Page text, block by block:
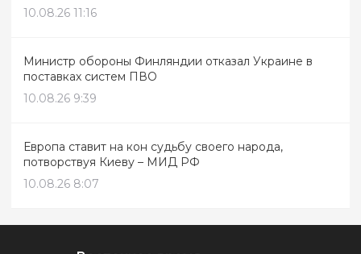
10.08.26 11:16
Министр обороны Финляндии отказал Украине в
поставках систем ПВО
10.08.26 9:39
Европа ставит на кон судьбу своего народа,
потворствуя Киеву – МИД РФ
10.08.26 8:07